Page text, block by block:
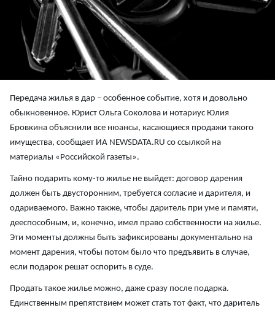
Передача жилья в дар – особенное событие, хотя и довольно
обыкновенное. Юрист Ольга Соколова и нотариус Юлия
Бровкина объяснили все нюансы, касающиеся продажи такого
имущества, сообщает ИА NEWSDATA.RU со ссылкой на
материалы «Российской газеты».
Тайно подарить кому-то жилье не выйдет: договор дарения
должен быть двусторонним, требуется согласие и дарителя, и
одариваемого. Важно также, чтобы даритель при уме и памяти,
дееспособным, и, конечно, имел право собственности на жилье.
Эти моменты должны быть зафиксированы документально на
момент дарения, чтобы потом было что предъявить в случае,
если подарок решат оспорить в суде.
Продать такое жилье можно, даже сразу после подарка.
Единственным препятствием может стать тот факт, что даритель